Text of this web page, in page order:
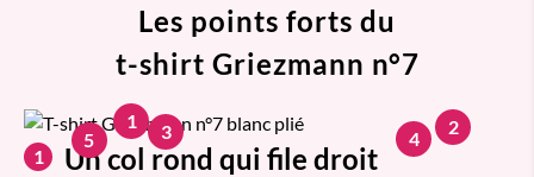
Les points forts du
t-shirt Griezmann n°7
1 Un col rond qui file droit
1 2
3 4
5